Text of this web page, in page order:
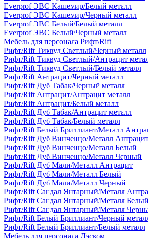
Everprof ЭВО Кашемир/Белый металл
Everprof ЭВО Кашемир/Черный металл
Everprof ЭВО Белый/Белый металл
Everprof ЭВО Белый/Черный металл
Мебель для персонала Рифт/Rift
Рифт/Rift Тиквуд Светлый/Черный металл
Рифт/Rift Тиквуд Светлый/Антрацит
Рифт/Rift Тиквуд Светлый/Белый металл
Рифт/Rift Антрацит/Черный металл
Рифт/Rift Дуб Табак/Черный металл
Рифт/Rift Антрацит/Антрацит металл
Рифт/Rift Антрацит/Белый металл
Рифт/Rift Дуб Табак/Антрацит металл
Рифт/Rift Дуб Табак/Белый металл
Рифт/Rift Белый Бриллиант/Металл
Рифт/Rift Дуб Винченцо/Металл Антрацит
Рифт/Rift Дуб Винченцо/Металл Белый
Рифт/Rift Дуб Винченцо/Металл Черный
Рифт/Rift Дуб Мали/Металл Антрацит
Рифт/Rift Дуб Мали/Металл Белый
Рифт/Rift Дуб Мали/Металл Черный
Рифт/Rift Сандал Янтарный/Металл
Рифт/Rift Сандал Янтарный/Металл Белый
Рифт/Rift Сандал Янтарный/Металл
Рифт/Rift Белый Бриллиант/Черный
Рифт/Rift Белый Бриллиант/Белый металл
Мебель для персонала Дэском